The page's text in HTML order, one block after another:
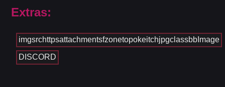
Extras:
imgsrchttpsattachmentsfzonetopokeitchjpgclassbbImage
DISCORD